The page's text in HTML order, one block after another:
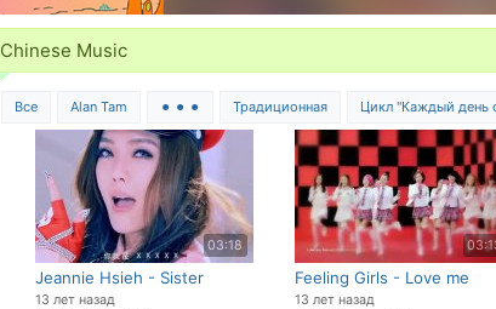
Chinese Music
Все Alan Tam ⚫ ⚫ ⚫ Традиционная Цикл "Каждый день
03:18
Jeannie Hsieh - Sister
13 лет назад
Feeling Girls - Love me
13 лет назад